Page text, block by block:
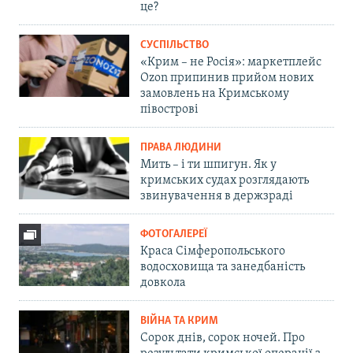
це?
СУСПІЛЬСТВО
«Крим – не Росія»: маркетплейс
Ozon припинив прийом нових
замовлень на Кримському
півострові
ПРАВА ЛЮДИНИ
Мить – і ти шпигун. Як у
кримських судах розглядають
звинувачення в держзраді
ФОТОГАЛЕРЕЇ
Краса Сімферопольського
водосховища та занедбаність
довкола
ВІЙНА ТА КРИМ
Сорок днів, сорок ночей. Про